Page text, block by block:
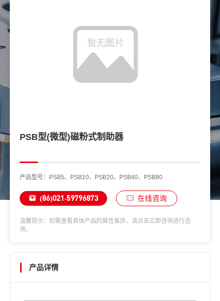
PSB型(微型)磁粉式制助器
产品型号：PSB5、PSB10、PSB20、PSB40、PSB80
(86)021-59796873 在线咨询
温馨提示：如需查看具体产品的属性差异，请点击立即咨询进行咨
询。
产品详情